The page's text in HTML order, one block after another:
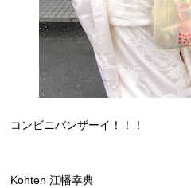
コンビニバンザーイ！！！
Kohten 江幡幸典